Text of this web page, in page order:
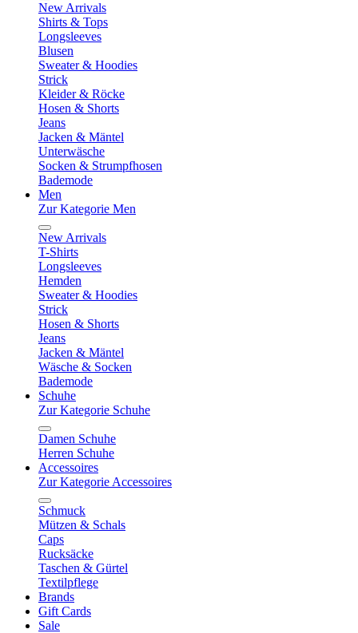
New Arrivals
Shirts & Tops
Longsleeves
Blusen
Sweater & Hoodies
Strick
Kleider & Röcke
Hosen & Shorts
Jeans
Jacken & Mäntel
Unterwäsche
Socken & Strumpfhosen
Bademode
Men
Zur Kategorie Men
New Arrivals
T-Shirts
Longsleeves
Hemden
Sweater & Hoodies
Strick
Hosen & Shorts
Jeans
Jacken & Mäntel
Wäsche & Socken
Bademode
Schuhe
Zur Kategorie Schuhe
Damen Schuhe
Herren Schuhe
Accessoires
Zur Kategorie Accessoires
Schmuck
Mützen & Schals
Caps
Rucksäcke
Taschen & Gürtel
Textilpflege
Brands
Gift Cards
Sale